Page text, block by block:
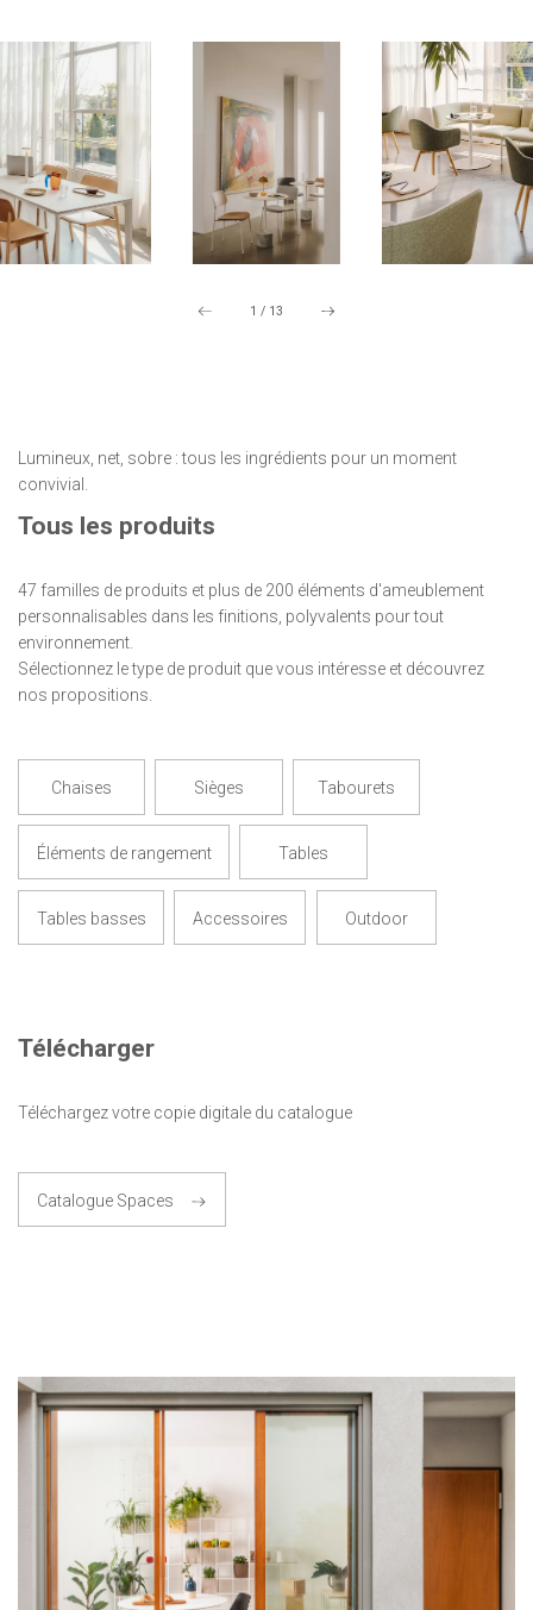
1 / 13
Lumineux, net, sobre : tous les ingrédients pour un moment
convivial.
Tous les produits
47 familles de produits et plus de 200 éléments d'ameublement
personnalisables dans les finitions, polyvalents pour tout
environnement.
Sélectionnez le type de produit que vous intéresse et découvrez
nos propositions.
Chaises Sièges Tabourets
Éléments de rangement Tables
Tables basses Accessoires Outdoor
Télécharger
Téléchargez votre copie digitale du catalogue
Catalogue Spaces